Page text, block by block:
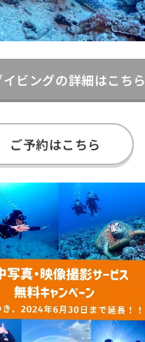
ビングの詳細はこちら
ご予約はこちら